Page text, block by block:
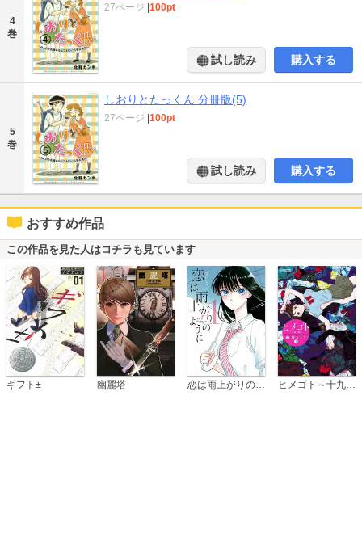
4
巻
27ページ |100pt
試し読み 購入する
5
巻
しおりとたっくん 分冊版(5)
27ページ |100pt
試し読み 購入する
おすすめ作品
この作品を見た人はコチラも見ています
ギフト± 幽麗塔 ヒメゴト～十九歳の制服～